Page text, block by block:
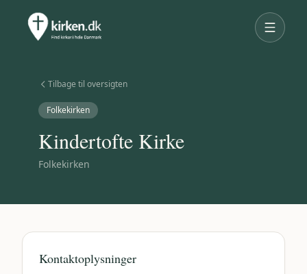
Tilbage til oversigten
Folkekirken
Kindertofte Kirke
Folkekirken
Kontaktoplysninger